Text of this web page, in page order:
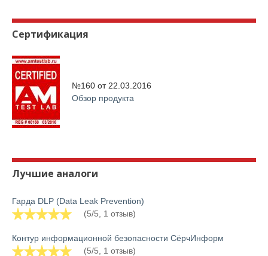
Сертификация
№160 от 22.03.2016
Обзор продукта
Лучшие аналоги
Гарда DLP (Data Leak Prevention)
(5/5, 1 отзыв)
Контур информационной безопасности СёрчИнформ
(5/5, 1 отзыв)